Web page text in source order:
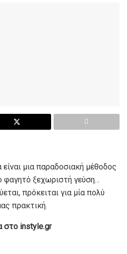
μια παραδοσιακή μέθοδος
φαγητό ξεχωριστή γεύση…
πρόκειται για μία πολύ
πρακτική.
στο instyle.gr